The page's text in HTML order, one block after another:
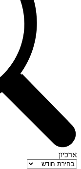
ארכיון
ארכיון